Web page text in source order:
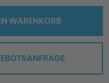
WARENKORB